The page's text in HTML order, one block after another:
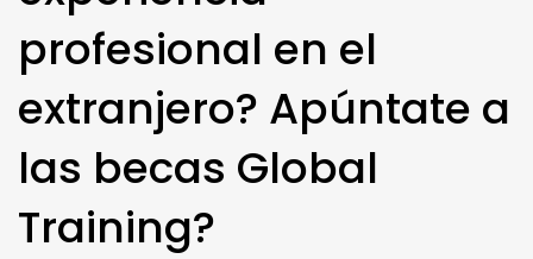
profesional en el
extranjero? Apúntate a
las becas Global
Training?